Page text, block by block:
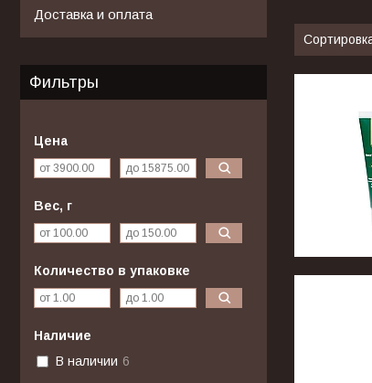
Доставка и оплата
Фильтры
Цена
Вес, г
Количество в упаковке
Наличие
В наличии 6